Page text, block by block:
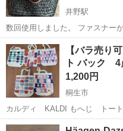
井野駅
数回使用しました。 ファスナー
てのほつれ有ります。 他は目立った汚れなどありません。 ノークレー
ムノーリターンでお願いします
群馬 高崎市 井野駅 バ
【バラ売り
ト バック 4
1,200円
桐生市
カルディ KALDI もへじ トート
猿は売り切れました。 サイズ
群馬 桐生市